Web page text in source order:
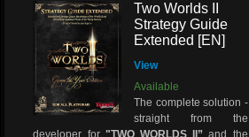
Two Worlds II
Strategy Guide
Extended [EN]
View
Available
The complete solution -
straight from the
developer for "TWO WORLDS II”and the